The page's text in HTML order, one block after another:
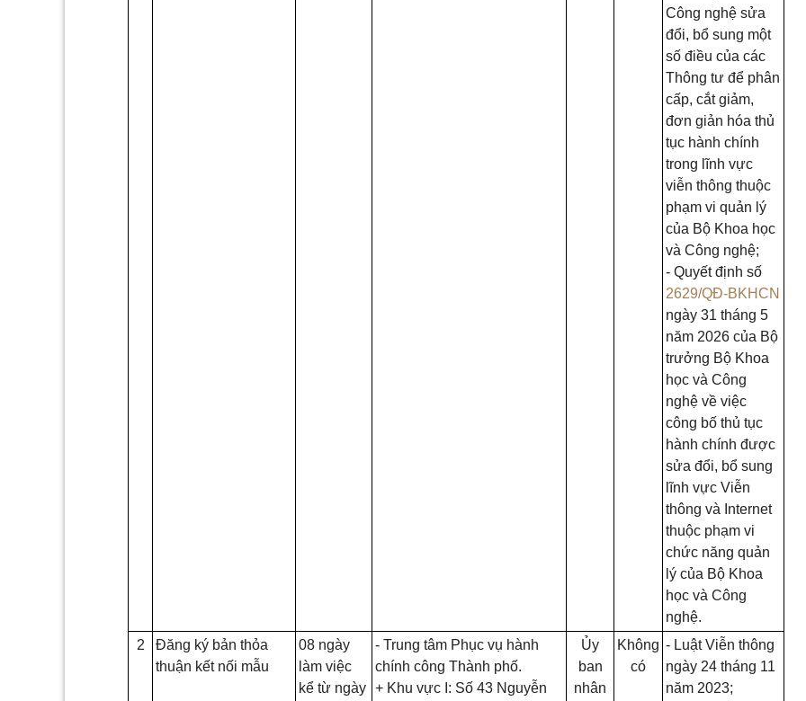
Công nghệ sửa
đổi, bổ sung một
số điều của các
Thông tư để phân
cấp, cắt giảm,
đơn giản hóa thủ
tục hành chính
trong lĩnh vực
viễn thông thuộc
phạm vi quản lý
của Bộ Khoa học
và Công nghệ;
- Quyết định số
2629/QĐ-BKHCN
ngày 31 tháng 5
năm 2026 của Bộ
trưởng Bộ Khoa
học và Công
nghệ về việc
công bố thủ tục
hành chính được
sửa đổi, bổ sung
lĩnh vực Viễn
thông và Internet
thuộc phạm vi
chức năng quản
lý của Bộ Khoa
học và Công
nghệ.
2
Đăng ký bản thỏa
thuận kết nối mẫu
08 ngày
làm việc
kể từ ngày
- Trung tâm Phục vụ hành
chính công Thành phố.
+ Khu vực I: Số 43 Nguyễn
Ủy
ban
nhân
Không
có
- Luật Viễn thông
ngày 24 tháng 11
năm 2023;